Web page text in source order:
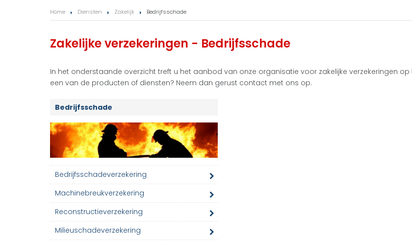
Home Diensten Zakelijk Bedrijfsschade
Zakelijke verzekeringen - Bedrijfsschade
In het onderstaande overzicht treft u het aanbod van onze organisatie voor zakelijke verzekeringen
een van de producten of diensten? Neem dan gerust contact met ons op.
Bedrijfsschade
Bedrijfsschadeverzekering
Machinebreukverzekering
Reconstructieverzekering
Milieuschadeverzekering